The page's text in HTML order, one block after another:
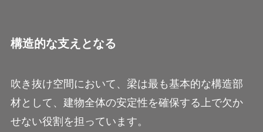
構造的な支えとなる
吹き抜け空間において、梁は最も基本的な構造部
材として、建物全体の安定性を確保する上で欠か
せない役割を担っています。